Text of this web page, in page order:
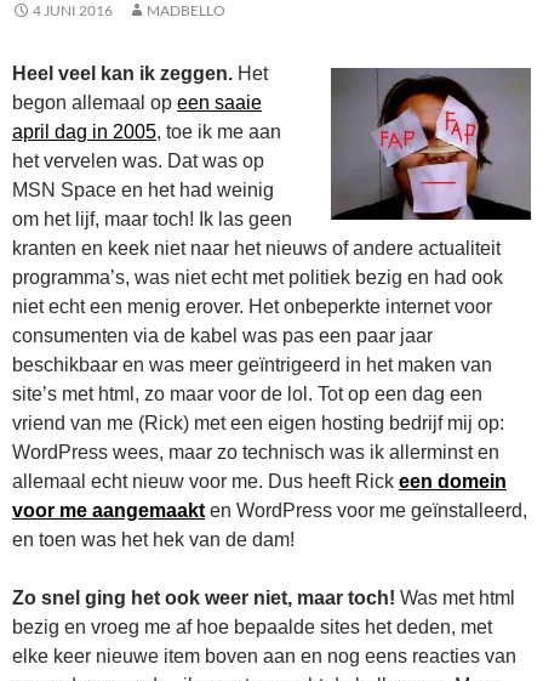
4 JUNI 2016 MADBELLO
Heel veel kan ik zeggen. Het
begon allemaal op een saaie
april dag in 2005, toe ik me aan
het vervelen was. Dat was op
MSN Space en het had weinig
om het lijf, maar toch! Ik las geen
kranten en keek niet naar het nieuws of andere actualiteit
programma’s, was niet echt met politiek bezig en had ook
niet echt een menig erover. Het onbeperkte internet voor
consumenten via de kabel was pas een paar jaar
beschikbaar en was meer geïntrigeerd in het maken van
site’s met html, zo maar voor de lol. Tot op een dag een
vriend van me (Rick) met een eigen hosting bedrijf mij op:
WordPress wees, maar zo technisch was ik allerminst en
allemaal echt nieuw voor me. Dus heeft Rick een domein
voor me aangemaakt en WordPress voor me geïnstalleerd,
en toen was het hek van de dam!
Zo snel ging het ook weer niet, maar toch! Was met html
bezig en vroeg me af hoe bepaalde sites het deden, met
elke keer nieuwe item boven aan en nog eens reacties van